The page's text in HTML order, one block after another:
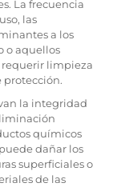
La frecuencia
las
a los
o aquellos
requerir limpieza
protección.
la integridad
químicos
dañar los
superficiales o
de las